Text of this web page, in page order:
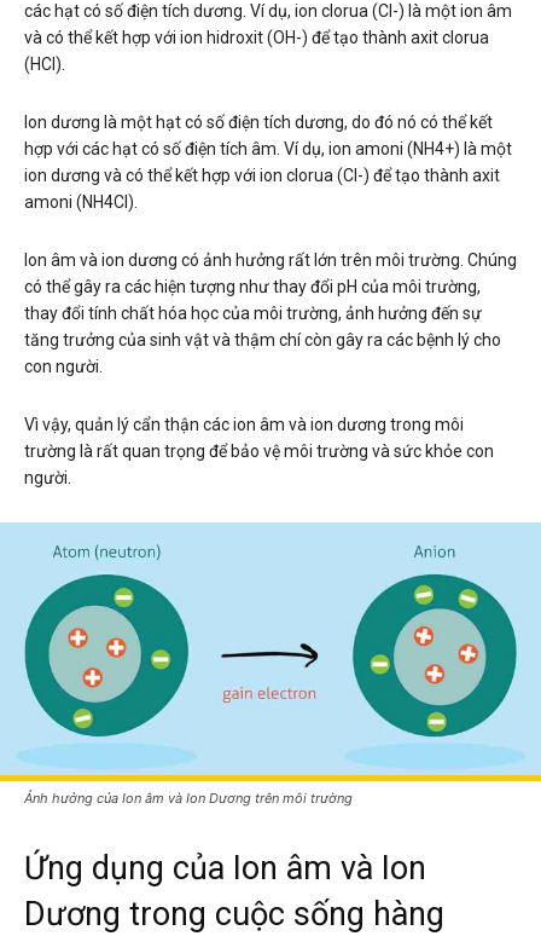
các hạt có số điện tích dương. Ví dụ, ion clorua (Cl-) là một ion âm
và có thể kết hợp với ion hidroxit (OH-) để tạo thành axit clorua
(HCl).
Ion dương là một hạt có số điện tích dương, do đó nó có thể kết
hợp với các hạt có số điện tích âm. Ví dụ, ion amoni (NH4+) là một
ion dương và có thể kết hợp với ion clorua (Cl-) để tạo thành axit
amoni (NH4Cl).
Ion âm và ion dương có ảnh hưởng rất lớn trên môi trường. Chúng
có thể gây ra các hiện tượng như thay đổi pH của môi trường,
thay đổi tính chất hóa học của môi trường, ảnh hưởng đến sự
tăng trưởng của sinh vật và thậm chí còn gây ra các bệnh lý cho
con người.
Vì vậy, quản lý cẩn thận các ion âm và ion dương trong môi
trường là rất quan trọng để bảo vệ môi trường và sức khỏe con
người.
Ảnh hưởng của Ion âm và Ion Dương trên môi trường
Ứng dụng của Ion âm và Ion
Dương trong cuộc sống hàng